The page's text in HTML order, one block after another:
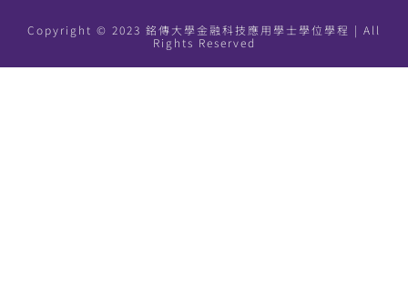
Copyright © 2023 銘傳大學金融科技應用學士學位學程 | All
Rights Reserved